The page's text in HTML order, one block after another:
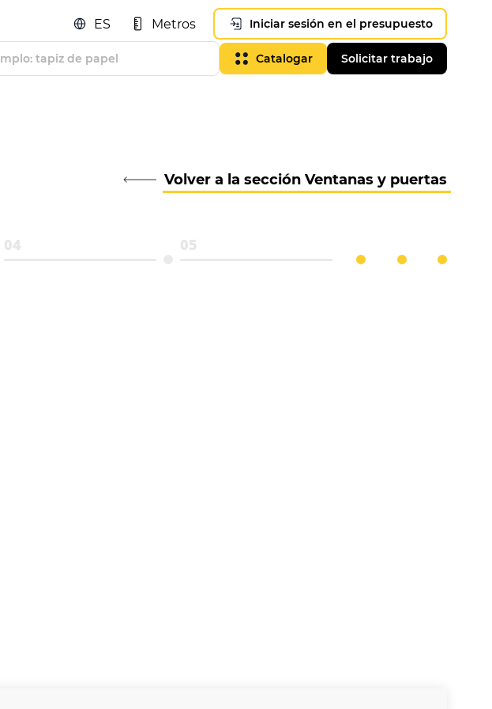
ES Metros Iniciar sesión en el presupuesto
Catalogar Solicitar trabajo
Volver a la sección Ventanas y puertas
04 05